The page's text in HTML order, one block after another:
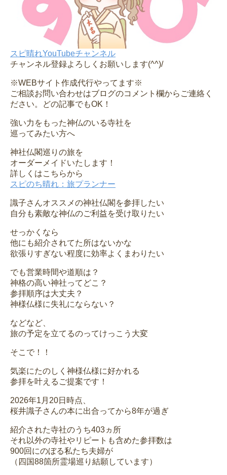
スピ晴れYouTubeチャンネル
チャンネル登録よろしくお願いします(^^)/
※WEBサイト作成代行やってます※
ご相談お問い合わせはブログのコメント欄からご連絡く
ださい。どの記事でもOK！
強い力をもった神仏のいる寺社を
巡ってみたい方へ
神社仏閣巡りの旅を
オーダーメイドいたします！
詳しくはこちらから
スピのち晴れ：旅プランナー
識子さんオススメの神社仏閣を参拝したい
自分も素敵な神仏のご利益を受け取りたい
せっかくなら
他にも紹介されてた所はないかな
欲張りすぎない程度に効率よくまわりたい
でも営業時間や道順は？
神格の高い神社ってどこ？
参拝順序は大丈夫？
神様仏様に失礼にならない？
などなど、
旅の予定を立てるのってけっこう大変
そこで！！
気楽にたのしく神様仏様に好かれる
参拝を叶えるご提案です！
2026年1月20日時点、
桜井識子さんの本に出合ってから8年が過ぎ
紹介された寺社のうち403ヵ所
それ以外の寺社やリピートも含めた参拝数は
900回にのぼる私たち夫婦が
（四国88箇所霊場巡り結願しています）